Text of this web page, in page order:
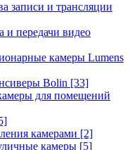
записи и трансляции
и передачи видео
камеры Lumens
Bolin [33]
для помещений
камерами [2]
камеры [5]